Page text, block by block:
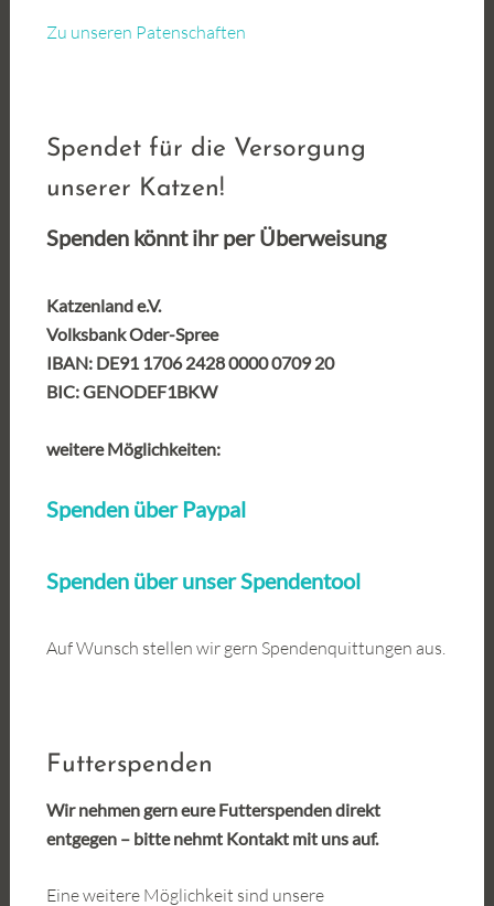
Zu unseren Patenschaften
Spendet für die Versorgung
unserer Katzen!
Spenden könnt ihr per Überweisung
Katzenland e.V.
Volksbank Oder-Spree
IBAN: DE91 1706 2428 0000 0709 20
BIC: GENODEF1BKW
weitere Möglichkeiten:
Spenden über Paypal
Spenden über unser Spendentool
Auf Wunsch stellen wir gern Spendenquittungen aus.
Futterspenden
Wir nehmen gern eure Futterspenden direkt
entgegen – bitte nehmt Kontakt mit uns auf.
Eine weitere Möglichkeit sind unsere